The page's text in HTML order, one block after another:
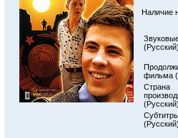
Наличие
фильма
Страна